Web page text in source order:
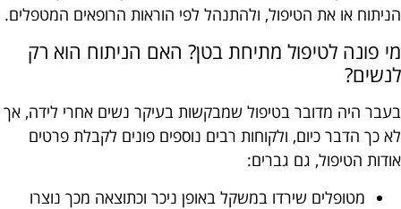
הניתוח או את הטיפול, ולהתנהל לפי הוראות הרופאים המטפלים.
מי פונה לטיפול מתיחת בטן? האם הניתוח הוא רק
לנשים?
בעבר היה מדובר בטיפול שמבקשות בעיקר נשים אחרי לידה, אך
לא כך הדבר כיום, ולקוחות רבים נוספים פונים לקבלת פרטים
אודות הטיפול, גם גברים:
מטופלים שירדו במשקל באופן ניכר וכתוצאה מכך נוצרו